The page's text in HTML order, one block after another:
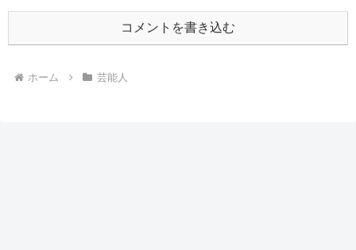
コメントを書き込む
ホーム 芸能人